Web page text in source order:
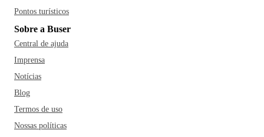
Pontos turísticos
Sobre a Buser
Central de ajuda
Imprensa
Notícias
Blog
Termos de uso
Nossas políticas